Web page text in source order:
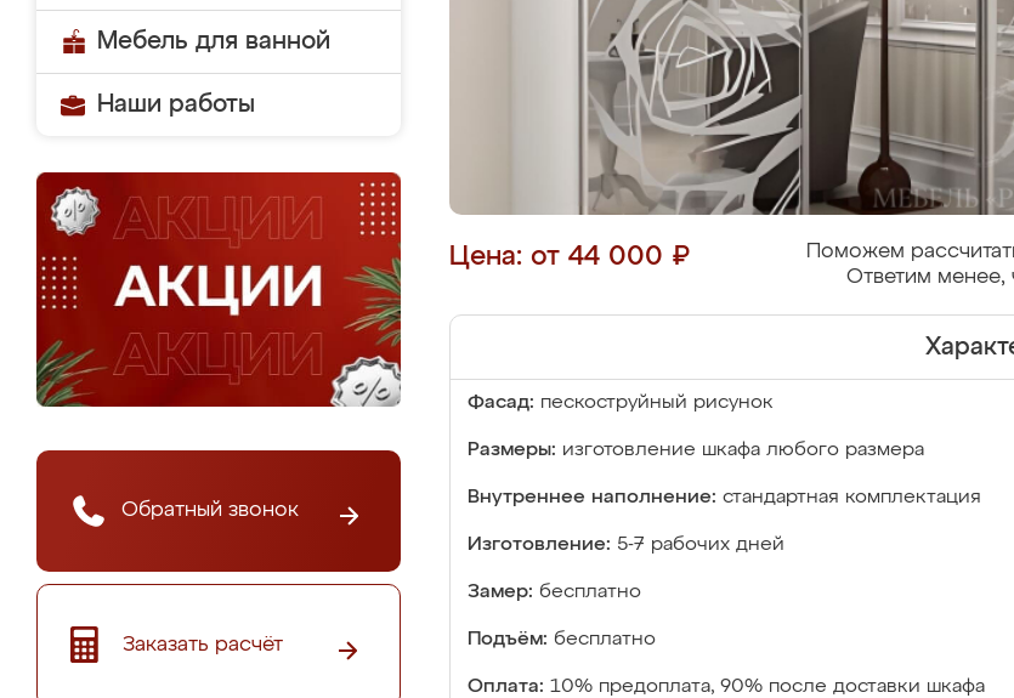
Мебель для ванной
Наши работы
Обратный звонок
Заказать расчёт
Цена: от 44 000 ₽
Поможем
Ответим менее,
Фасад: пескоструйный рисунок
Размеры: изготовление шкафа любого размера
Внутреннее наполнение: стандартная комплектация
Изготовление: 5-7 рабочих дней
Замер: бесплатно
Подъём: бесплатно
Оплата: 10% предоплата, 90% после доставки шкафа